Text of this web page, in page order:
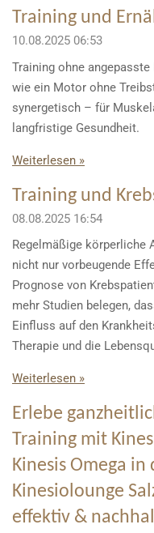
Training und
10.08.2025 06:53
Training ohne angepasste
wie ein Motor ohne
synergetisch – für
langfristige Gesundheit.
Weiterlesen »
Training und
08.08.2025 16:54
Regelmäßige körperliche
nicht nur vorbeugende
Prognose von
mehr Studien belegen,
Einfluss auf den
Therapie und die
Weiterlesen »
Erlebe
Training mit
Kinesis Omega in
Kinesiolounge
effektiv &